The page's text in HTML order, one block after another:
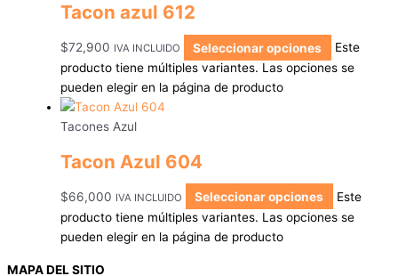
Tacon azul 612
$72,900 IVA INCLUIDO Seleccionar opciones
Este
producto tiene múltiples variantes. Las opciones se
pueden elegir en la página de producto
Tacones Azul
Tacon Azul 604
$66,000 IVA INCLUIDO Seleccionar opciones
Este
producto tiene múltiples variantes. Las opciones se
pueden elegir en la página de producto
MAPA DEL SITIO